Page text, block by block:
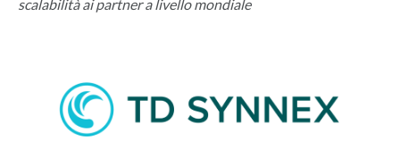
scalabilità ai partner a livello mondiale